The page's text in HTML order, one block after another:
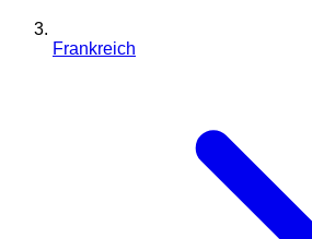
Frankreich